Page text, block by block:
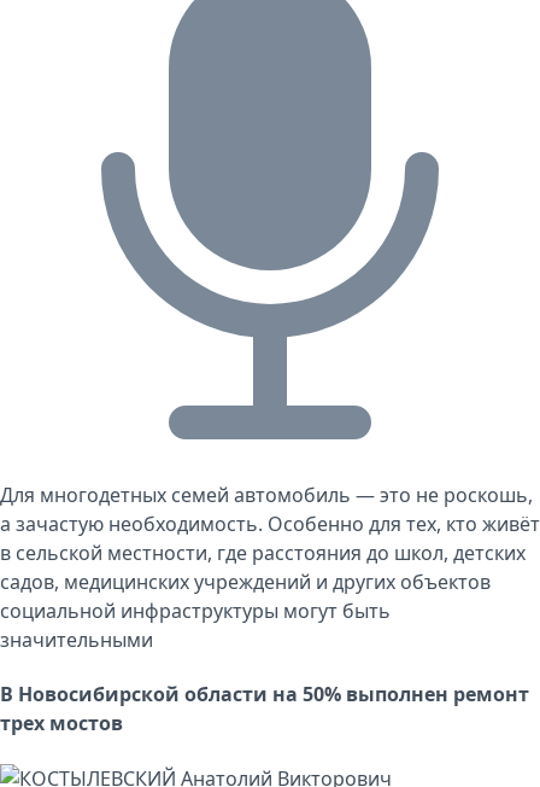
Для многодетных семей автомобиль — это не роскошь,
а зачастую необходимость. Особенно для тех, кто живёт
в сельской местности, где расстояния до школ, детских
садов, медицинских учреждений и других объектов
социальной инфраструктуры могут быть
значительными
В Новосибирской области на 50% выполнен ремонт
трех мостов